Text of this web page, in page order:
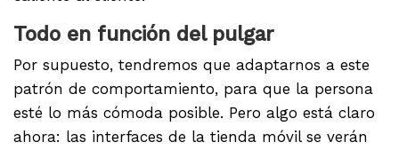
Todo en función del pulgar
Por supuesto, tendremos que adaptarnos a este
patrón de comportamiento, para que la persona
esté lo más cómoda posible. Pero algo está claro
ahora: las interfaces de la tienda móvil se verán